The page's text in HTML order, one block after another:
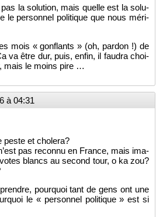
la so­lu­tion, mais quelle est la so­lu­
le per­son­nel po­li­tique que nous mé­ri­
mois « gon­flants » (oh, par­don !) de
va être dur, puis, enfin, il fau­dra choi­
mais le moins pire …
à 04:31
peste et cho­lera?
pas re­connu en France, mais ima­
blancs au se­cond tour, o ka zou?
pour­quoi tant de gens ont une
le « per­son­nel po­li­tique » est si